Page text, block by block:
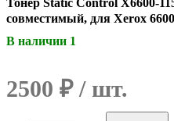
совместимый, для Xerox
В наличии 1
2500 ₽